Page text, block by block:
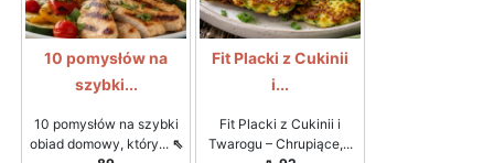
10 pomysłów na
szybki...
10 pomysłów na szybki
obiad domowy, który... ⇖
Fit Placki z Cukinii
i...
Fit Placki z Cukinii i
Twarogu – Chrupiące,...